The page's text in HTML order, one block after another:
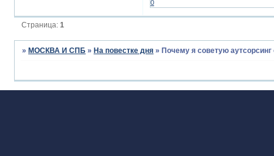
0
Страница:1
» МОСКВА И СПБ » На повестке дня » Почему я советую